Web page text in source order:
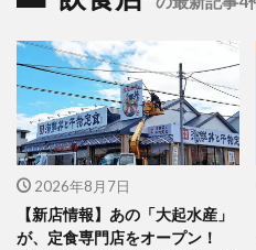
2026年8月7日
【新店情報】あの「大起水産」
が、定食専門店をオープン！